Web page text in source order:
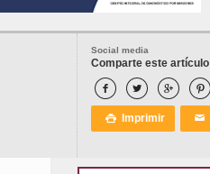
Social media
Comparte este artículo
   
 Imprimir ✉